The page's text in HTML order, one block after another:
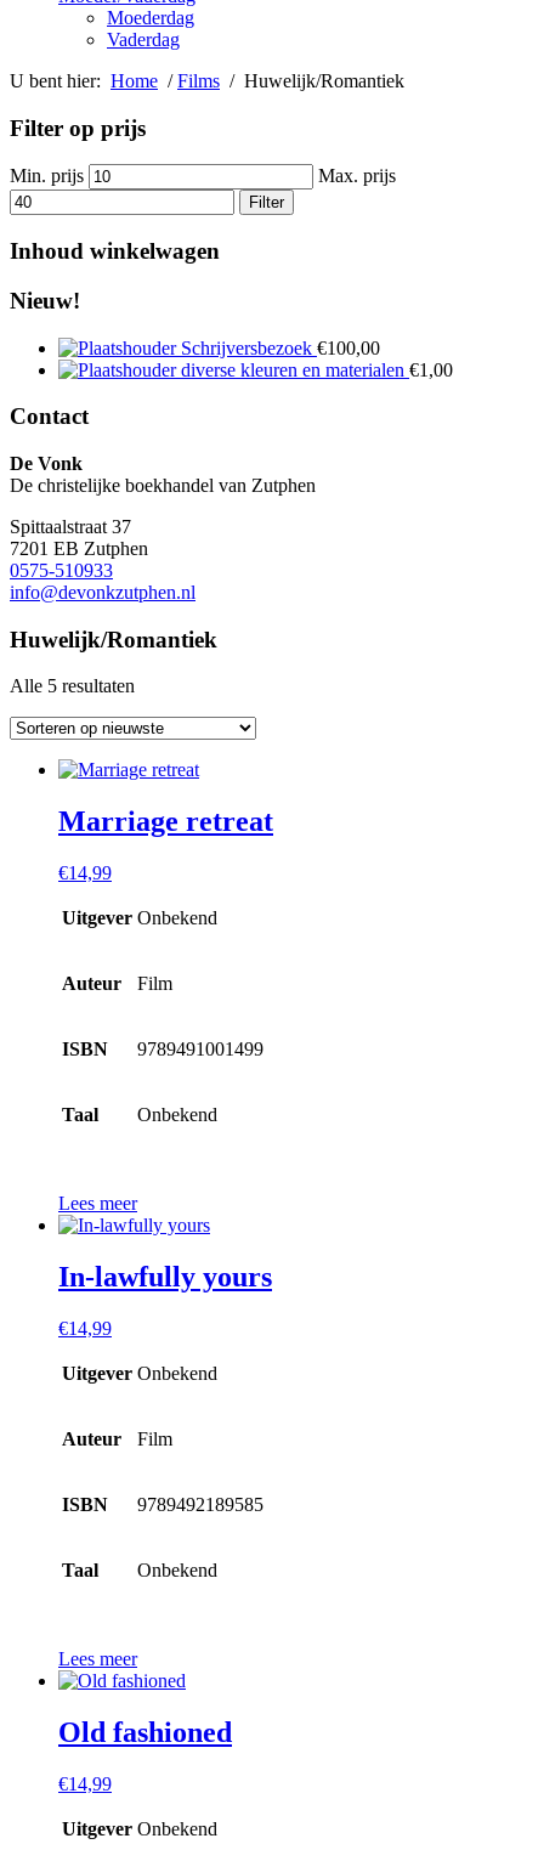
Moederdag
Vaderdag
U bent hier: Home /Films / Huwelijk/Romantiek
Filter op prijs
Min. prijs Max. prijs
Filter
Inhoud winkelwagen
Nieuw!
Schrijversbezoek €100,00
diverse kleuren en materialen €1,00
Contact
De Vonk
De christelijke boekhandel van Zutphen
Spittaalstraat 37
7201 EB Zutphen
0575-510933
info@devonkzutphen.nl
Huwelijk/Romantiek
Alle 5 resultaten
Marriage retreat
€14,99
Uitgever Onbekend
Auteur Film
ISBN 9789491001499
Taal Onbekend
Lees meer
In-lawfully yours
€14,99
Uitgever Onbekend
Auteur Film
ISBN 9789492189585
Taal Onbekend
Lees meer
Old fashioned
€14,99
Uitgever Onbekend